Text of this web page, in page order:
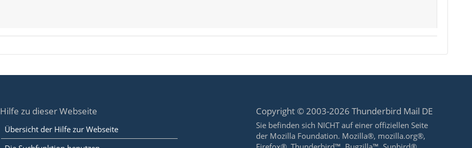
Hilfe zu dieser Webseite
Übersicht der Hilfe zur Webseite
Copyright © 2003-2026 Thunderbird Mail DE
Sie befinden sich NICHT auf einer offiziellen Seite
der Mozilla Foundation. Mozilla®, mozilla.org®,